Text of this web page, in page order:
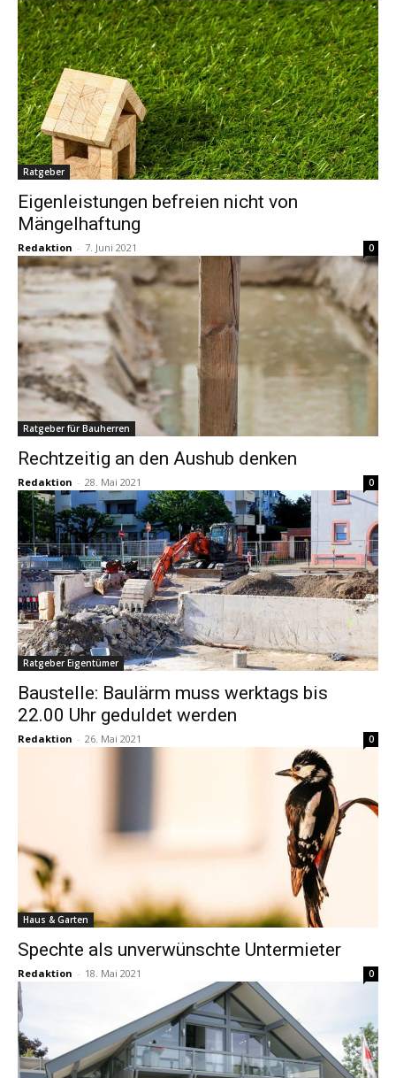
Ratgeber
Eigenleistungen befreien nicht von
Mängelhaftung
Redaktion - 7. Juni 2021 0
Ratgeber für Bauherren
Rechtzeitig an den Aushub denken
Redaktion - 28. Mai 2021 0
Ratgeber Eigentümer
Baustelle: Baulärm muss werktags bis
22.00 Uhr geduldet werden
Redaktion - 26. Mai 2021 0
Haus & Garten
Spechte als unverwünschte Untermieter
Redaktion - 18. Mai 2021 0